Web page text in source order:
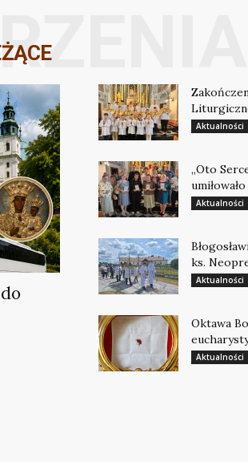
Aktualności
„Oto
Aktualności
ks.
Aktualności
Oktawa
Aktualności